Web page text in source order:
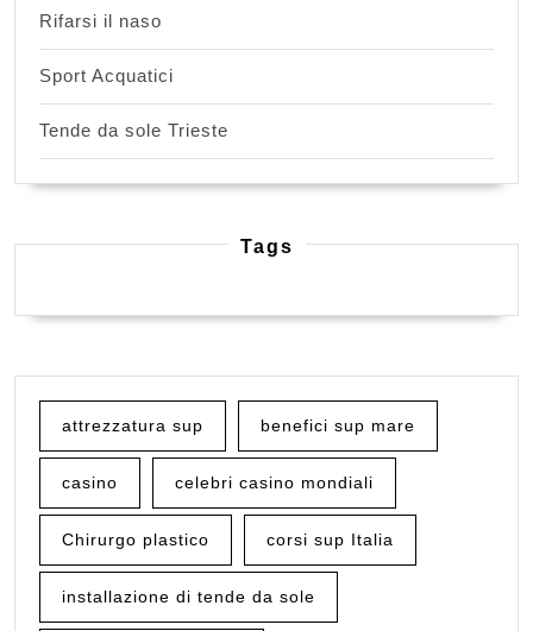
Rifarsi il naso
Sport Acquatici
Tende da sole Trieste
Tags
attrezzatura sup benefici sup mare
casino celebri casino mondiali
Chirurgo plastico corsi sup Italia
installazione di tende da sole